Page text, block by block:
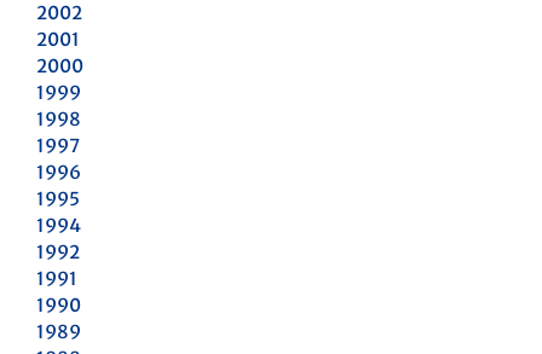
2002
2001
2000
1999
1998
1997
1996
1995
1994
1992
1991
1990
1989